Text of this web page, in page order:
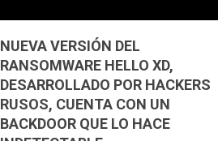
NUEVA VERSIÓN DEL
RANSOMWARE HELLO XD,
DESARROLLADO POR HACKERS
RUSOS, CUENTA CON UN
BACKDOOR QUE LO HACE